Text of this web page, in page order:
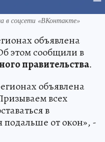
в соцсети «ВКонтакте»
объявлена
этом сообщили в
правительства.
объявлена
всех
в
от окон», -